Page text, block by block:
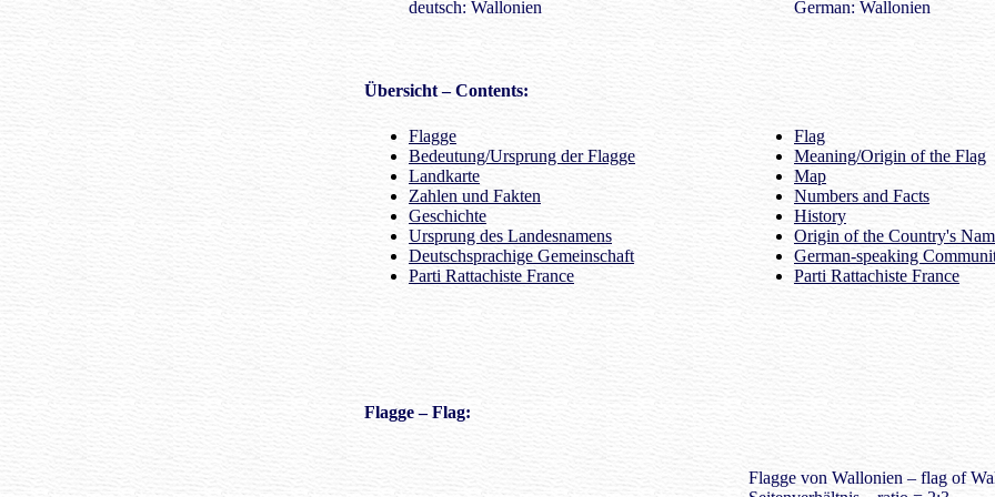
deutsch: Wallonien German: Wallonien
Übersicht– Contents:
Flagge
Bedeutung/Ursprung der Flagge
Landkarte
Zahlen und Fakten
Geschichte
Ursprung des Landesnamens
Deutschsprachige Gemeinschaft
Parti Rattachiste France
Flag
Meaning/Origin of the Flag
Map
Numbers and Facts
History
Origin of the Country's
German-speaking
Parti Rattachiste France
Flagge– Flag:
Flagge von Wallonien – flag of